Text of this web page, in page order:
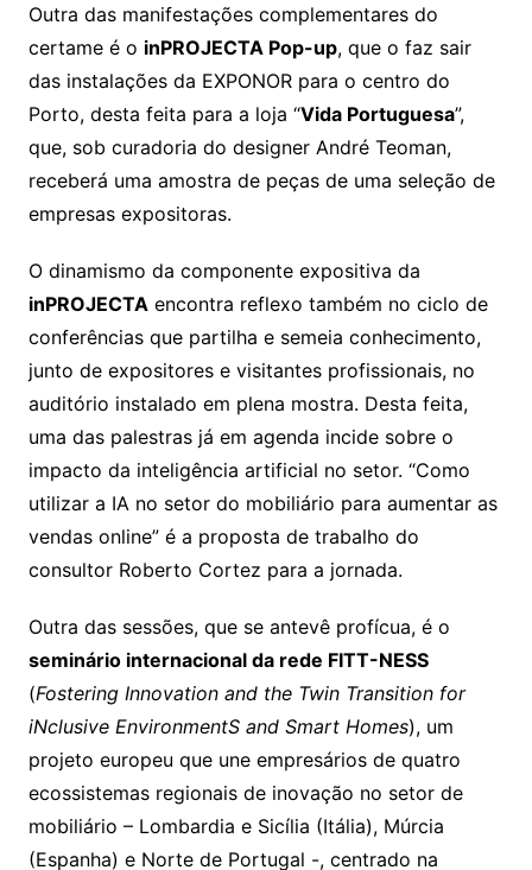
Outra das manifestações complementares do
certame é o inPROJECTA Pop-up, que o faz sair
das instalações da EXPONOR para o centro do
Porto, desta feita para a loja “Vida Portuguesa”,
que, sob curadoria do designer André Teoman,
receberá uma amostra de peças de uma seleção de
empresas expositoras.
O dinamismo da componente expositiva da
inPROJECTA encontra reflexo também no ciclo de
conferências que partilha e semeia conhecimento,
junto de expositores e visitantes profissionais, no
auditório instalado em plena mostra. Desta feita,
uma das palestras já em agenda incide sobre o
impacto da inteligência artificial no setor. “Como
utilizar a IA no setor do mobiliário para aumentar as
vendas online” é a proposta de trabalho do
consultor Roberto Cortez para a jornada.
Outra das sessões, que se antevê profícua, é o
seminário internacional da rede FITT-NESS
(Fostering Innovation and the Twin Transition for
iNclusive EnvironmentS and Smart Homes), um
projeto europeu que une empresários de quatro
ecossistemas regionais de inovação no setor de
mobiliário – Lombardia e Sicília (Itália), Múrcia
(Espanha) e Norte de Portugal -, centrado na